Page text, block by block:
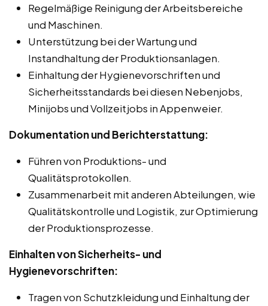
Regelmäßige Reinigung der Arbeitsbereiche
und Maschinen.
Unterstützung bei der Wartung und
Instandhaltung der Produktionsanlagen.
Einhaltung der Hygienevorschriften und
Sicherheitsstandards bei diesen Nebenjobs,
Minijobs und Vollzeitjobs in Appenweier.
Dokumentation und Berichterstattung:
Führen von Produktions- und
Qualitätsprotokollen.
Zusammenarbeit mit anderen Abteilungen, wie
Qualitätskontrolle und Logistik, zur Optimierung
der Produktionsprozesse.
Einhalten von Sicherheits- und
Hygienevorschriften:
Tragen von Schutzkleidung und Einhaltung der